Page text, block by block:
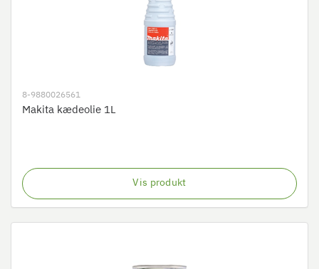
8-9880026561
Makita kædeolie 1L
Vis produkt